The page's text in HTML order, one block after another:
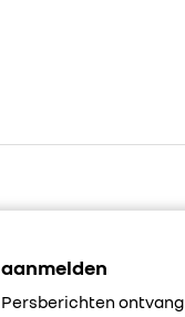
aanmelden
Persberichten